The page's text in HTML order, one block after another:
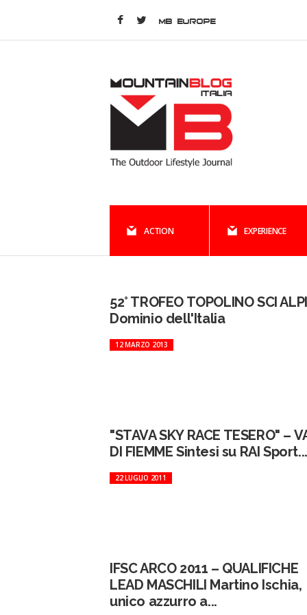
MB EUROPE
ACTION EXPERIENCE
52° TROFEO TOPOLINO SCI
Dominio dell'Italia
12 MARZO 2013
"STAVA SKY RACE TESERO" –
DI FIEMME Sintesi su RAI Sport...
22 LUGLIO 2011
IFSC ARCO 2011 – QUALIFICHE
LEAD MASCHILI Martino Ischia,
unico azzurro a...